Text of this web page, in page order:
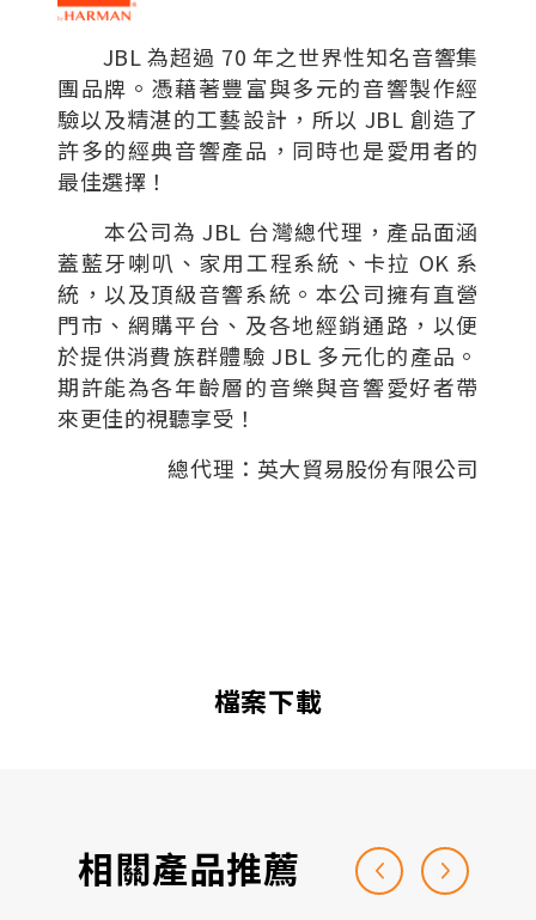
JBL 為超過 70 年之世界性知名音響集
團品牌。憑藉著豐富與多元的音響製作經
驗以及精湛的工藝設計，所以 JBL 創造了
許多的經典音響產品，同時也是愛用者的
最佳選擇！
本公司為 JBL 台灣總代理，產品面涵
蓋藍牙喇叭、家用工程系統、卡拉 OK 系
統，以及頂級音響系統。本公司擁有直營
門市、網購平台、及各地經銷通路，以便
於提供消費族群體驗 JBL 多元化的產品。
期許能為各年齡層的音樂與音響愛好者帶
來更佳的視聽享受！
總代理：英大貿易股份有限公司
檔案下載
相關產品推薦